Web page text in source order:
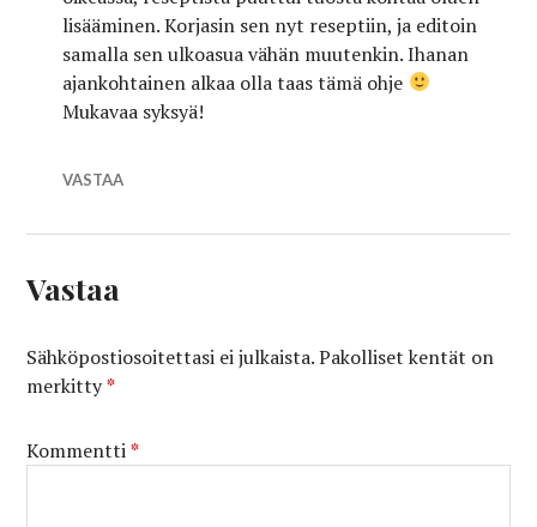
lisääminen. Korjasin sen nyt reseptiin, ja editoin
samalla sen ulkoasua vähän muutenkin. Ihanan
ajankohtainen alkaa olla taas tämä ohje
Mukavaa syksyä!
VASTAA
Vastaa
Sähköpostiosoitettasi ei julkaista. Pakolliset kentät on
merkitty*
Kommentti*